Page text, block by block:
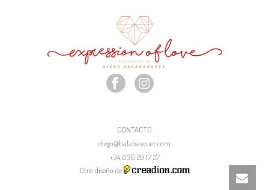
CONTACTO
diego@balabasquer.com
+34 630 29 17 27
Otro diseño de